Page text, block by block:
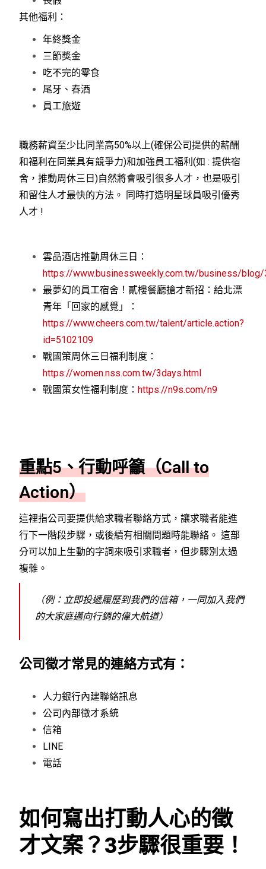
其他福利：
年終獎金
三節獎金
吃不完的零食
尾牙、春酒
員工旅遊
職務薪資至少比同業高50%以上(確保公司提供的薪酬
和福利在同業具有競爭力)和加強員工福利(如 : 提供宿
舍，推動周休三日)自然將會吸引很多人才，也是吸引
和留住人才最快的方法。 同時打造明星球員吸引優秀
人才 !
雲品酒店推動周休三日：
https://www.businessweekly.com.tw/business/
最夢幻的員工宿舍！貳樓餐廳搶才新招：給北漂
青年「回家的感覺」：
https://www.cheers.com.tw/talent/article.action?
id=5102109
戰國策周休三日福利制度：
https://women.nss.com.tw/3days.html
戰國策女性福利制度： https://n9s.com/n9
重點5、行動呼籲（Call to
Action）
這裡指公司要提供給求職者聯絡方式，讓求職者能進
行下一階段步驟，或後續有相關問題時能聯絡。 這部
分可以加上生動的字詞來吸引求職者，但步驟別太過
複雜。
（例：立即投遞履歷到我們的信箱，一同加入我們
的大家庭邁向行銷的偉大航道）
公司徵才常見的連絡方式有：
人力銀行內建聯絡訊息
公司內部徵才系統
信箱
LINE
電話
如何寫出打動人心的徵
才文案？3步驟很重要！